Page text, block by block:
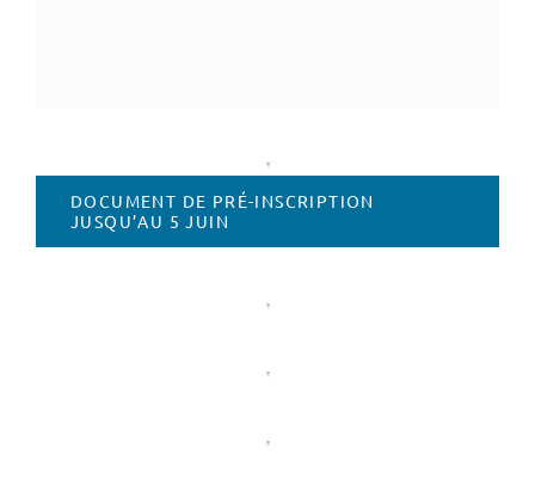
DOCUMENT DE PRÉ-INSCRIPTION
JUSQU’AU 5 JUIN